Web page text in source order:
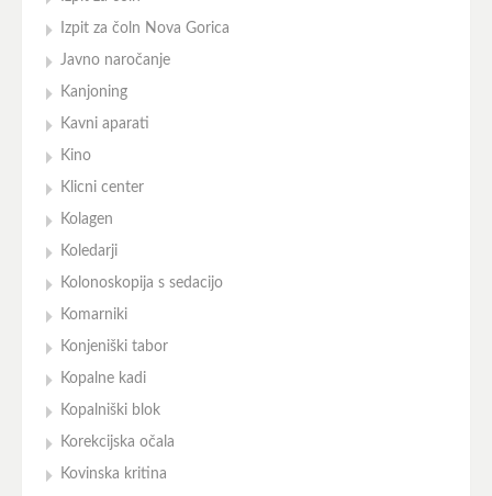
Izpit za čoln Nova Gorica
Javno naročanje
Kanjoning
Kavni aparati
Kino
Klicni center
Kolagen
Koledarji
Kolonoskopija s sedacijo
Komarniki
Konjeniški tabor
Kopalne kadi
Kopalniški blok
Korekcijska očala
Kovinska kritina